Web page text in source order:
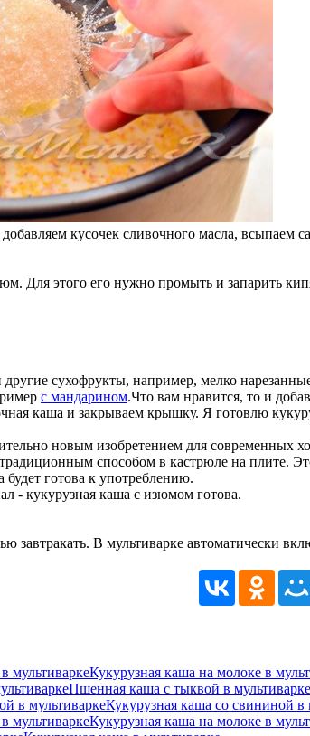
кусочек сливочного масла, всыпаем
Для этого его нужно промыть и запарить
сухофрукты, например, мелко
с мандарином.Что вам нравится, то и
каша и закрываем крышку. Я готовлю
новым изобретением для современных
способом в кастрюле на плите.
готова к употреблению.
- кукурузная каша с изюмом готова.
завтракать. В мультиварке автоматически
Кукурузная каша на молоке в
Пшенная каша с тыквой в мультиварке
Кукурузная каша со свининой в
Кукурузная каша на молоке в